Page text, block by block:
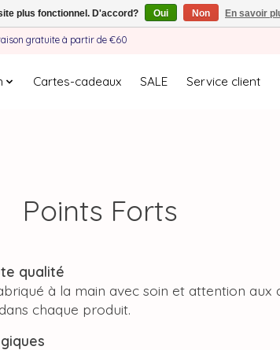
gratuite à partir de €60
Cartes-cadeaux SALE Service client
Points Forts
qualité
à la main avec soin et attention aux
chaque produit.
plus fonctionnel. D'accord? Oui Non En savoir